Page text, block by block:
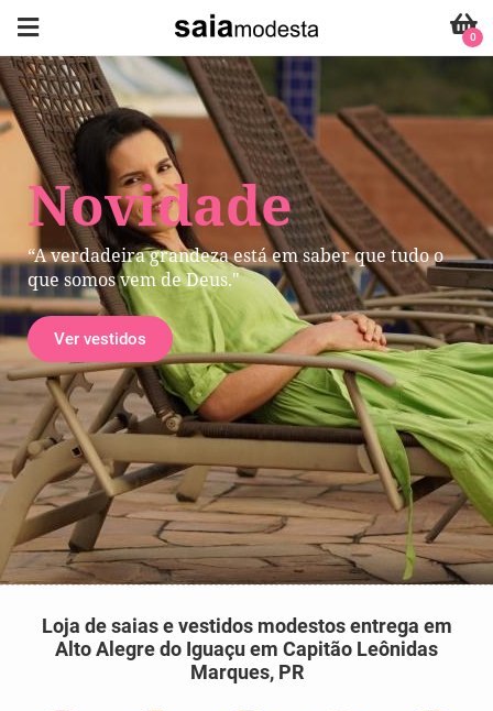
Novidade
“A verdadeira grandeza está em saber que tudo o
que somos vem de Deus."
Ver vestidos
0
Loja de saias e vestidos modestos entrega em
Alto Alegre do Iguaçu em Capitão Leônidas
Marques, PR